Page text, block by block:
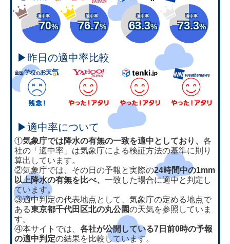
適中率
70%
適中率
76.7%
適中率
63.3%
適中率
73.3%
▶昨日の適中率比較
▶適中率について
①気象庁では降水の有無の一致を適中としており、各
社の「適中率」は気象庁による検証方法の基準に則り
算出しています。
②気象庁では、その日の予報と実際の24時間中の1mm
以上降水の有無を比べ、一致した場合に適中と判定し
ています。
③適中判定の代表地点として、気象庁の定める地点で
ある東京都千代田区北の丸公園の天気を参照していま
す。
④本サイトでは、各社が公開している7日前0時の予報
の適中判定の結果を比較しています。